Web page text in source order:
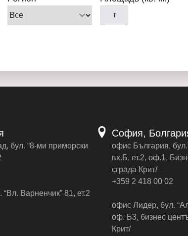
т
бул. “8-ми приморски
Варненчик” 81, ет.2
София,
офис България,
вх.Б, ет.2, оф.1,
сграда Крит/
+359 2 418 00 02
офис Лидер, бул.
оф. Б3, бизнес
Крит/